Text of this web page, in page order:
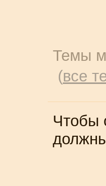
Темы
(все
Чтобы